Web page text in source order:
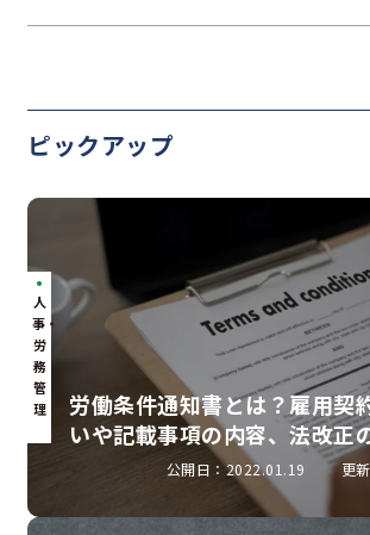
ピックアップ
人
事・
労
務
管
理
労働条件通知書とは？雇用契
いや記載事項の内容、法改正
ルを解説
公開日：2022.01.19 更